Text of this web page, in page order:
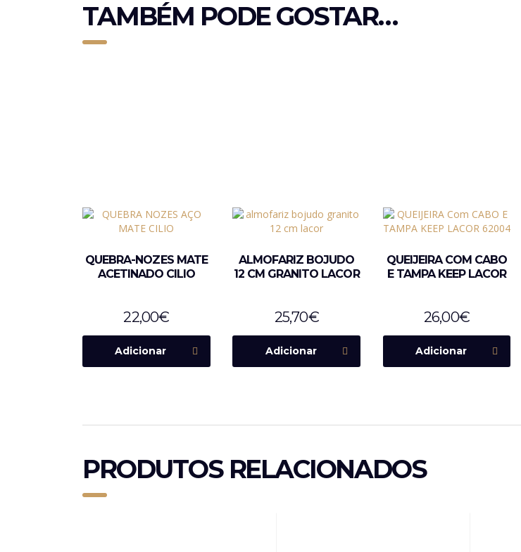
TAMBÉM PODE GOSTAR…
QUEBRA-NOZES MATE
ACETINADO CILIO
22,00€
Adicionar
ALMOFARIZ BOJUDO
12 CM GRANITO LACOR
25,70€
Adicionar
QUEIJEIRA COM CABO
E TAMPA KEEP LACOR
26,00€
Adicionar
PRODUTOS RELACIONADOS